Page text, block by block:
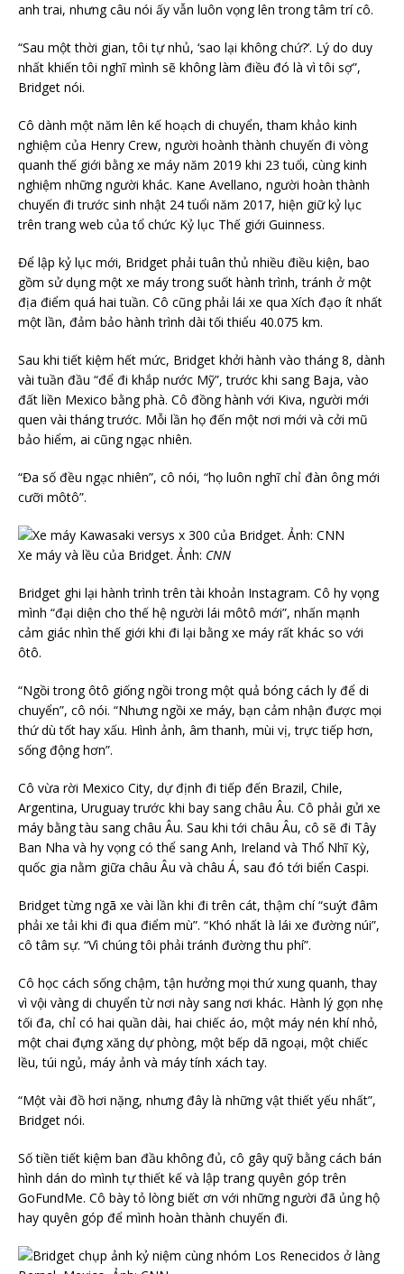
anh trai, nhưng câu nói ấy vẫn luôn vọng lên trong tâm trí cô.
“Sau một thời gian, tôi tự nhủ, ‘sao lại không chứ?’. Lý do duy
nhất khiến tôi nghĩ mình sẽ không làm điều đó là vì tôi sợ”,
Bridget nói.
Cô dành một năm lên kế hoạch di chuyển, tham khảo kinh
nghiệm của Henry Crew, người hoành thành chuyến đi vòng
quanh thế giới bằng xe máy năm 2019 khi 23 tuổi, cùng kinh
nghiệm những người khác. Kane Avellano, người hoàn thành
chuyến đi trước sinh nhật 24 tuổi năm 2017, hiện giữ kỷ lục
trên trang web của tổ chức Kỷ lục Thế giới Guinness.
Để lập kỷ lục mới, Bridget phải tuân thủ nhiều điều kiện, bao
gồm sử dụng một xe máy trong suốt hành trình, tránh ở một
địa điểm quá hai tuần. Cô cũng phải lái xe qua Xích đạo ít nhất
một lần, đảm bảo hành trình dài tối thiểu 40.075 km.
Sau khi tiết kiệm hết mức, Bridget khởi hành vào tháng 8, dành
vài tuần đầu “để đi khắp nước Mỹ”, trước khi sang Baja, vào
đất liền Mexico bằng phà. Cô đồng hành với Kiva, người mới
quen vài tháng trước. Mỗi lần họ đến một nơi mới và cởi mũ
bảo hiểm, ai cũng ngạc nhiên.
“Đa số đều ngạc nhiên”, cô nói, “họ luôn nghĩ chỉ đàn ông mới
cưỡi môtô”.
Xe máy và lều của Bridget. Ảnh: CNN
Bridget ghi lại hành trình trên tài khoản Instagram. Cô hy vọng
mình “đại diện cho thế hệ người lái môtô mới”, nhấn mạnh
cảm giác nhìn thế giới khi đi lại bằng xe máy rất khác so với
ôtô.
“Ngồi trong ôtô giống ngồi trong một quả bóng cách ly để di
chuyển”, cô nói. “Nhưng ngồi xe máy, bạn cảm nhận được mọi
thứ dù tốt hay xấu. Hình ảnh, âm thanh, mùi vị, trực tiếp hơn,
sống động hơn”.
Cô vừa rời Mexico City, dự định đi tiếp đến Brazil, Chile,
Argentina, Uruguay trước khi bay sang châu Âu. Cô phải gửi xe
máy bằng tàu sang châu Âu. Sau khi tới châu Âu, cô sẽ đi Tây
Ban Nha và hy vọng có thể sang Anh, Ireland và Thổ Nhĩ Kỳ,
quốc gia nằm giữa châu Âu và châu Á, sau đó tới biển Caspi.
Bridget từng ngã xe vài lần khi đi trên cát, thậm chí “suýt đâm
phải xe tải khi đi qua điểm mù”. “Khó nhất là lái xe đường núi”,
cô tâm sự. “Vì chúng tôi phải tránh đường thu phí”.
Cô học cách sống chậm, tận hưởng mọi thứ xung quanh, thay
vì vội vàng di chuyển từ nơi này sang nơi khác. Hành lý gọn nhẹ
tối đa, chỉ có hai quần dài, hai chiếc áo, một máy nén khí nhỏ,
một chai đựng xăng dự phòng, một bếp dã ngoại, một chiếc
lều, túi ngủ, máy ảnh và máy tính xách tay.
“Một vài đồ hơi nặng, nhưng đây là những vật thiết yếu nhất”,
Bridget nói.
Số tiền tiết kiệm ban đầu không đủ, cô gây quỹ bằng cách bán
hình dán do mình tự thiết kế và lập trang quyên góp trên
GoFundMe. Cô bày tỏ lòng biết ơn với những người đã ủng hộ
hay quyên góp để mình hoàn thành chuyến đi.